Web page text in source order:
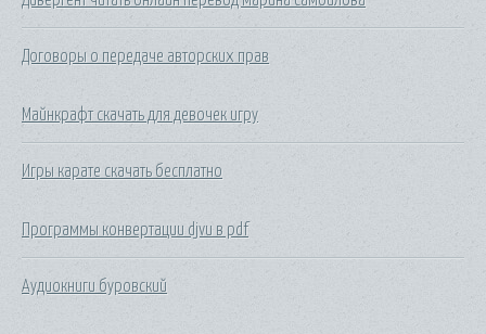
Договоры о передаче авторских прав
Майнкрафт скачать для девочек игру
Игры карате скачать бесплатно
Программы конвертации djvu в pdf
Аудиокниги буровский